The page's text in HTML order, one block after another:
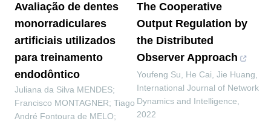
Avaliação de dentes
monorradiculares
artificiais utilizados
para treinamento
endodôntico
Juliana da Silva MENDES;
Francisco MONTAGNER; Tiago
André Fontoura de MELO;
The Cooperative
Output Regulation by
the Distributed
Observer Approach
Youfeng Su, He Cai, Jie Huang
International Journal of Network
Dynamics and Intelligence
2022